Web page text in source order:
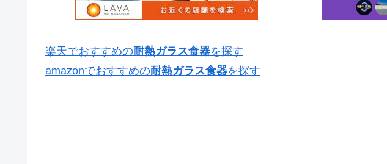
楽天でおすすめの耐熱ガラス食器を探す
amazonでおすすめの耐熱ガラス食器を探す